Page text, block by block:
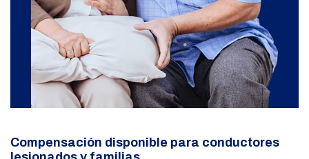
Compensación disponible para conductores